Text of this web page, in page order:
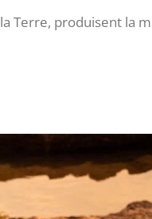
Terre, produisent la